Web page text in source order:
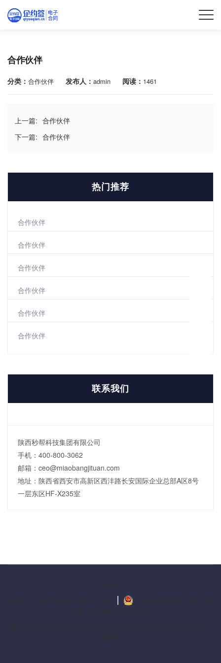
合作伙伴
分类： 合作伙伴 发布人： admin 阅读： 1461
上一篇: 合作伙伴
下一篇: 合作伙伴
热门推荐
合作伙伴
合作伙伴
合作伙伴
合作伙伴
合作伙伴
合作伙伴
联系我们
陕西秒帮科技集团有限公司
手机：400-800-3062
邮箱：ceo@miaobangjituan.com
地址：陕西省西安市高新区西沣路长安国际企业总部A区8号
一层东区HF-X235室